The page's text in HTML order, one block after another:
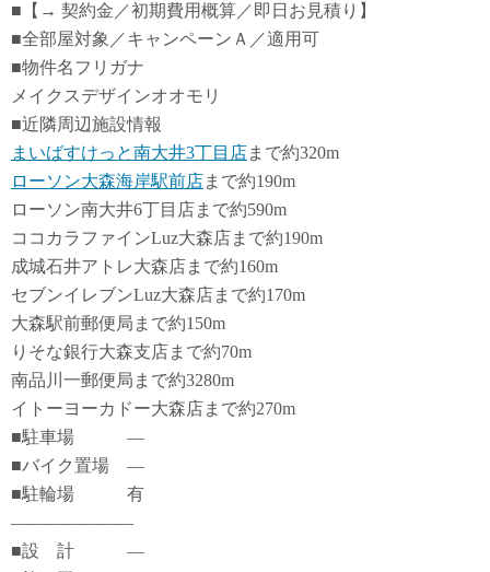
■【→ 契約金／初期費用概算／即日お見積り】
■全部屋対象／キャンペーンＡ／適用可
■物件名フリガナ
メイクスデザインオオモリ
■近隣周辺施設情報
まいばすけっと南大井3丁目店まで約320m
ローソン大森海岸駅前店まで約190m
ローソン南大井6丁目店まで約590m
ココカラファインLuz大森店まで約190m
成城石井アトレ大森店まで約160m
セブンイレブンLuz大森店まで約170m
大森駅前郵便局まで約150m
りそな銀行大森支店まで約70m
南品川一郵便局まで約3280m
イトーヨーカドー大森店まで約270m
■駐車場 ―
■バイク置場 ―
■駐輪場 有
―――――――
■設 計 ―